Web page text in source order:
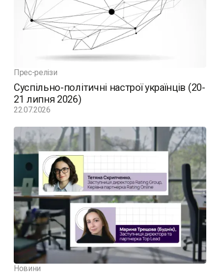
Прес-релізи
Суспільно-політичні настрої українців (20-
21 липня 2026)
22.07.2026
Новини